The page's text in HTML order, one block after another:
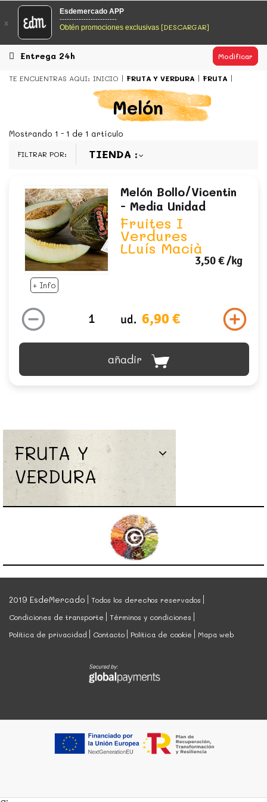
EsDeMercado.com
EsDeMercado.com
los mejores mercados de Barcelona y de productores
locales.
READ MORE
EsDeMercado.com
te lleva a casa los mejores productos de
los mejores mercados de Barcelona y de productores
x
Esdemercado APP
------------------------
Obtén promociones exclusivas [DESCARGAR]
Entrega 24h Modificar
TE ENCUENTRAS AQUI: INICIO FRUTA Y VERDURA FRUTA
Melón
Mostrando 1 - 1 de 1 artículo
FILTRAR POR: TIENDA
+ Info
Melón Bollo/vicentin
- Media Unidad
Fruites I
Verdures
LLuís Macià
3,50 €/kg
ud. 6,90 €
añadir
FRUTA Y
VERDURA
2019 EsdeMercado
Todos los derechos reservados
Condiciones de transporte
Términos y condiciones
Política de privacidad
Contacto Política de cookie Mapa web